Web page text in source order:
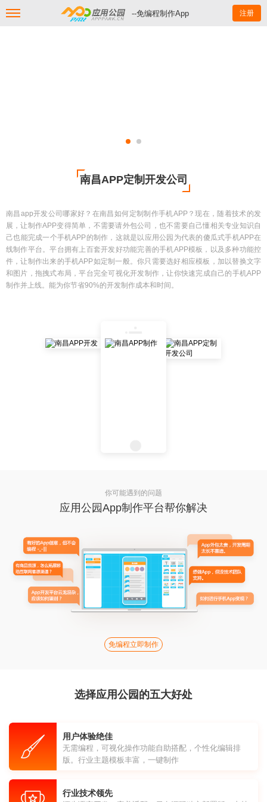
--免编程制作App 注册
南昌APP定制开发公司
南昌app开发公司哪家好？在南昌如何定制制作手机APP？现在，随着技术的发
展，让制作APP变得简单，不需要请外包公司，也不需要自己懂相关专业知识自
己也能完成一个手机APP的制作，这就是以应用公园为代表的傻瓜式手机APP在
线制作平台。平台拥有上百套开发好功能完善的手机APP模板，以及多种功能控
件，让制作出来的手机APP如定制一般。你只需要选好相应模板，加以替换文字
和图片，拖拽式布局，平台完全可视化开发制作，让你快速完成自己的手机APP
制作并上线。能为你节省90%的开发制作成本和时间。
你可能遇到的问题
应用公园App制作平台帮你解决
免编程立即制作
选择应用公园的五大好处
用户体验绝佳
无需编程，可视化操作功能自助搭配，个性化编辑排
版。行业主题模板丰富，一键制作
行业技术领先